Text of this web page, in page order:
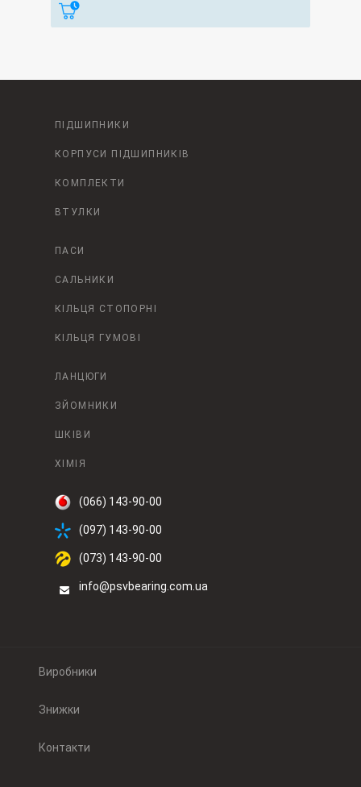
ПІДШИПНИКИ
КОРПУСИ ПІДШИПНИКІВ
КОМПЛЕКТИ
ВТУЛКИ
ПАСИ
САЛЬНИКИ
КІЛЬЦЯ СТОПОРНІ
КІЛЬЦЯ ГУМОВІ
ЛАНЦЮГИ
ЗЙОМНИКИ
ШКІВИ
ХІМІЯ
(066) 143-90-00
(097) 143-90-00
(073) 143-90-00
info@psvbearing.com.ua
Виробники
Знижки
Контакти